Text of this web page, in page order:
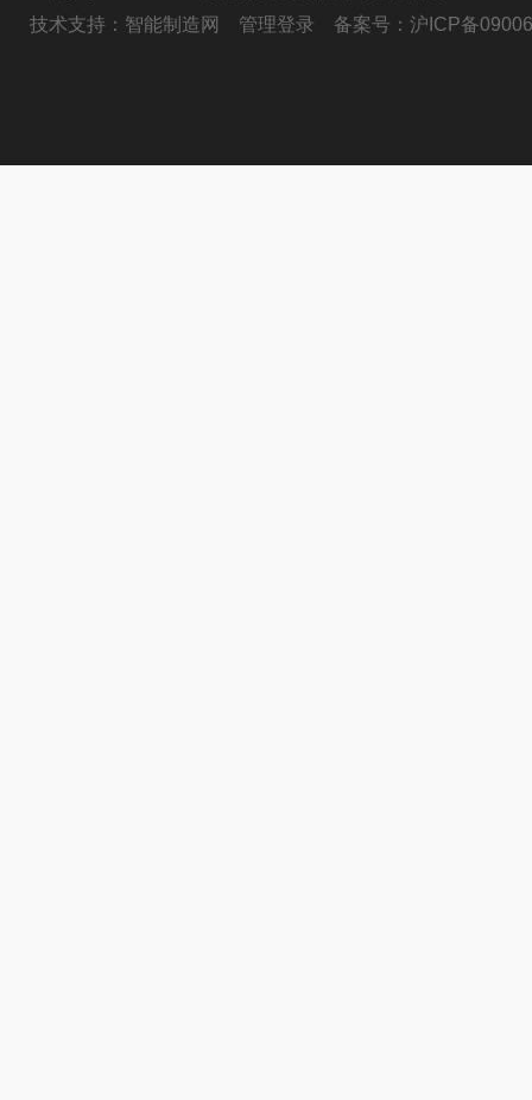
技术支持： 智能制造网 管理登录 备案号： 沪ICP备